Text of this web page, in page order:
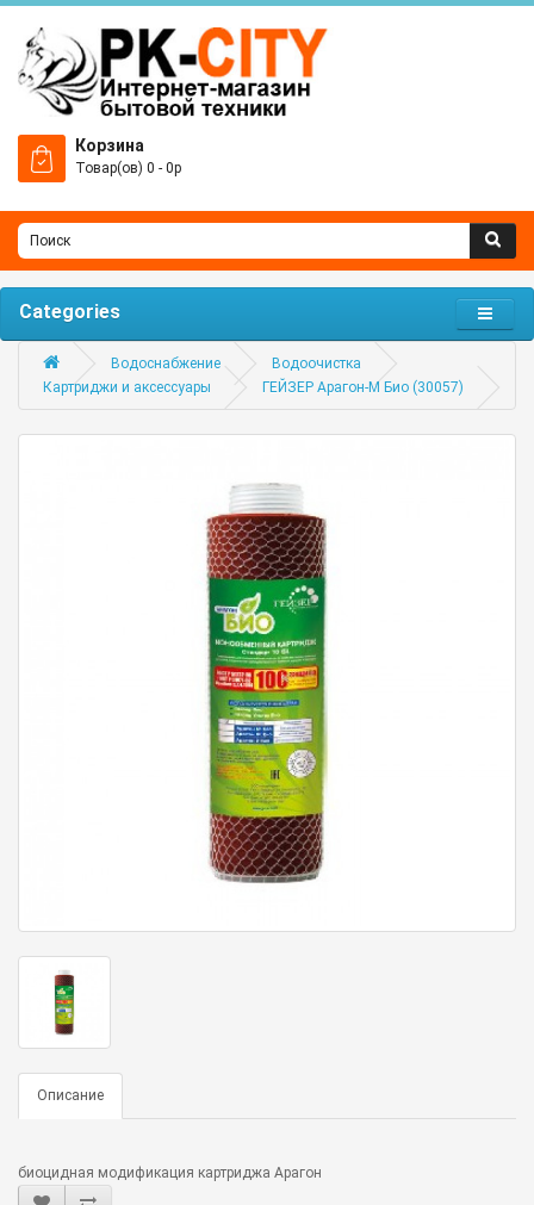
Корзина
Товар(ов) 0 - 0р
Categories
Водоснабжение
Водоочистка
Картриджи и аксессуары
ГЕЙЗЕР Арагон-М Био (30057)
Описание
биоцидная модификация картриджа Арагон